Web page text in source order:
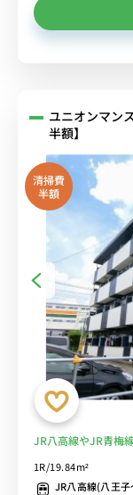
ユニオンマン
半額】
清掃費
半額
JR八高線やJR青梅
へ乗換なし/人気の
選べるWi-Fi格安レ
1R/19.84m²
JR八高線(八王